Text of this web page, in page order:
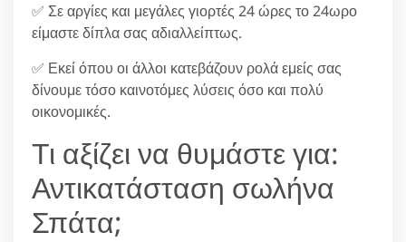
✅ Σε αργίες και μεγάλες γιορτές 24 ώρες το 24ωρο
είμαστε δίπλα σας αδιαλλείπτως.
✅ Εκεί όπου οι άλλοι κατεβάζουν ρολά εμείς σας
δίνουμε τόσο καινοτόμες λύσεις όσο και πολύ
οικονομικές.
Τι αξίζει να θυμάστε για:
Αντικατάσταση σωλήνα
Σπάτα;